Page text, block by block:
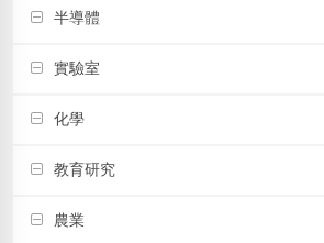
半導體
實驗室
化學
教育研究
農業